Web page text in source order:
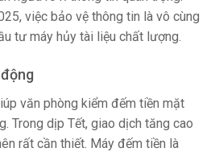
việc bảo vệ thông tin là vô cùng
tư máy hủy tài liệu chất lượng.
văn phòng kiểm đếm tiền mặt
Trong dịp Tết, giao dịch tăng cao
rất cần thiết. Máy đếm tiền là